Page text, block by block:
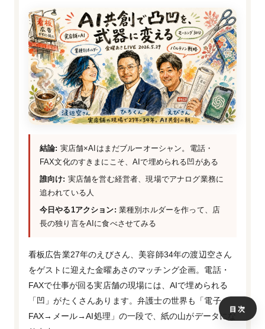
結論: 実店舗×AIはまだブルーオーシャン。電話・
FAX文化のすきまにこそ、AIで埋められる凹がある
誰向け: 実店舗を営む経営者、現場でアナログ業務に
追われている人
今日やる1アクション: 業種別ホルダーを作って、店
長の独り言をAIに食べさせてみる
看板広告業27年のえびさん、美容師34年の渡辺空さん
をゲストに迎えた金曜あさのマッチング企画。電話・
FAXで仕事が回る実店舗の現場には、AIで埋められる
「凹」がたくさんあります。弁護士の世界も「電子
FAX→メール→AI処理」の一段で、紙の山がデータにな
目次